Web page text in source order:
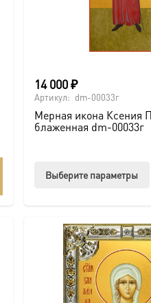
14 000₽
Артикул: dm-00033г
Мерная икона Ксения
блаженная dm-00033г
Выберите параметры